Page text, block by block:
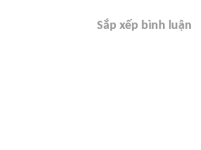
Sắp xếp bình luận